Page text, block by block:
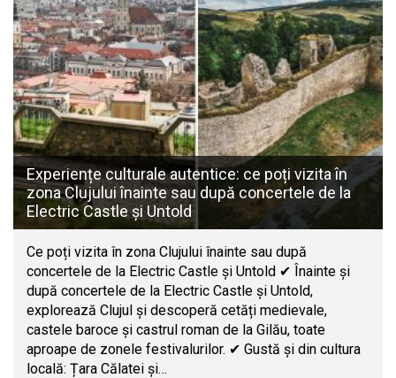
Experiențe culturale autentice: ce poți vizita în
zona Clujului înainte sau după concertele de la
Electric Castle și Untold
Ce poți vizita în zona Clujului înainte sau după
concertele de la Electric Castle și Untold ✔ Înainte și
după concertele de la Electric Castle și Untold,
explorează Clujul și descoperă cetăți medievale,
castele baroce și castrul roman de la Gilău, toate
aproape de zonele festivalurilor. ✔ Gustă și din cultura
locală: Țara Călatei și…